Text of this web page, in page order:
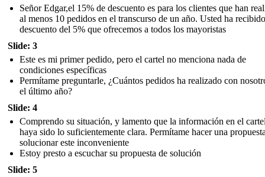
Señor Edgar,el 15% de descuento es para los clientes que han
al menos 10 pedidos en el transcurso de un año. Usted ha
descuento del 5% que ofrecemos a todos los mayoristas
Slide: 3
Este es mi primer pedido, pero el cartel no menciona nada de
condiciones específicas
Permítame preguntarle, ¿Cuántos pedidos ha realizado con
el último año?
Slide: 4
Comprendo su situación, y lamento que la información en el
haya sido lo suficientemente clara. Permítame hacer una
solucionar este inconveniente
Estoy presto a escuchar su propuesta de solución
Slide: 5